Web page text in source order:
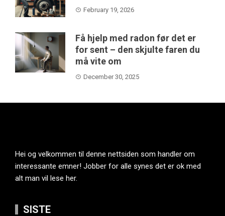
February 19, 2026
Få hjelp med radon før det er
for sent – den skjulte faren du
må vite om
December 30, 2025
Hei og velkommen til denne nettsiden som handler om
interessante emner! Jobber for alle synes det er ok med
alt man vil lese her.
SISTE